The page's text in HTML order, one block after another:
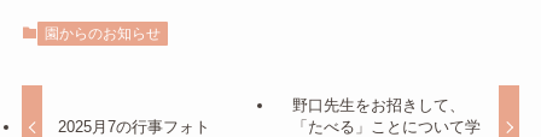
園からのお知らせ
2025月7の行事フォト
野口先生をお招きして、
「たべる」ことについて学